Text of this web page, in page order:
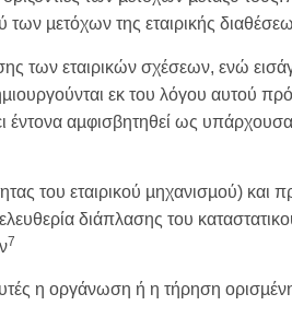
µετόχων της εταιρικής
των εταιρικών σχέσεων, ενώ
εκ του λόγου αυτού
έντονα αµφισβητηθεί ως
του εταιρικού µηχανισµού) και
διάπλασης του
7
η οργάνωση ή η τήρηση